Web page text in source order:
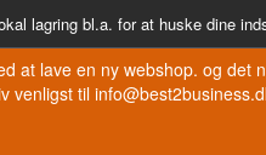
lagring bl.a. for at huske dine
at lave en ny webshop. og
venligst til